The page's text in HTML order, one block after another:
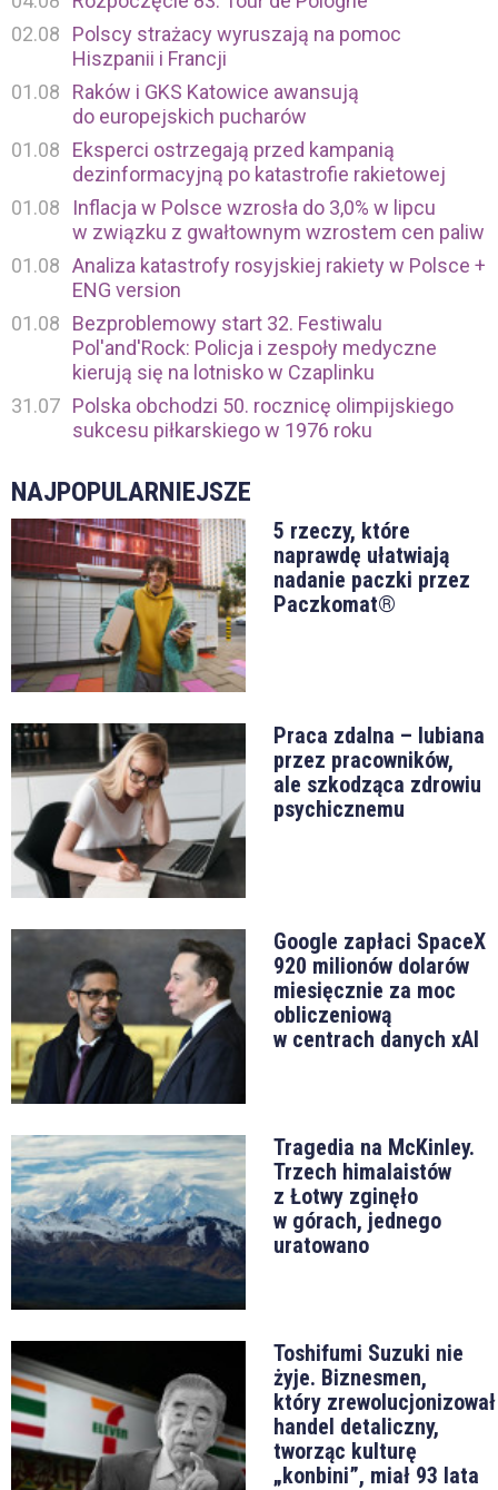
02.08
Polscy strażacy wyruszają na pomoc
Hiszpanii i Francji
01.08
Raków i GKS Katowice awansują
do europejskich pucharów
01.08
Eksperci ostrzegają przed kampanią
dezinformacyjną po katastrofie rakietowej
01.08
Inflacja w Polsce wzrosła do 3,0% w lipcu
w związku z gwałtownym wzrostem cen paliw
01.08 Analiza katastrofy rosyjskiej rakiety w Polsce +
ENG version
01.08
Bezproblemowy start 32. Festiwalu
Pol'and'Rock: Policja i zespoły medyczne
kierują się na lotnisko w Czaplinku
31.07 Polska obchodzi 50. rocznicę olimpijskiego
sukcesu piłkarskiego w 1976 roku
NAJPOPULARNIEJSZE
5 rzeczy, które
naprawdę ułatwiają
nadanie paczki przez
Paczkomat®
Praca zdalna – lubiana
przez pracowników,
ale szkodząca zdrowiu
psychicznemu
Google zapłaci SpaceX
920 milionów dolarów
miesięcznie za moc
obliczeniową
w centrach danych xAI
Tragedia na McKinley.
Trzech himalaistów
z Łotwy zginęło
w górach, jednego
uratowano
Toshifumi Suzuki nie
żyje. Biznesmen,
który zrewolucjonizował
handel detaliczny,
tworząc kulturę
„konbini”, miał 93 lata